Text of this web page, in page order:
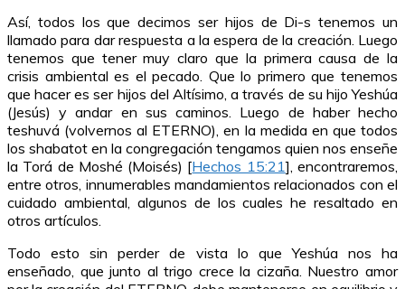
Así, todos los que decimos ser hijos de Di-s tenemos un
llamado para dar respuesta a la espera de la creación. Luego
tenemos que tener muy claro que la primera causa de la
crisis ambiental es el pecado. Que lo primero que tenemos
que hacer es ser hijos del Altísimo, a través de su hijo Yeshúa
(Jesús) y andar en sus caminos. Luego de haber hecho
teshuvá (volvernos al ETERNO), en la medida en que todos
los shabatot en la congregación tengamos quien nos enseñe
la Torá de Moshé (Moisés) [Hechos 15:21], encontraremos,
entre otros, innumerables mandamientos relacionados con el
cuidado ambiental, algunos de los cuales he resaltado en
otros artículos.
Todo esto sin perder de vista lo que Yeshúa nos ha
enseñado, que junto al trigo crece la cizaña. Nuestro amor